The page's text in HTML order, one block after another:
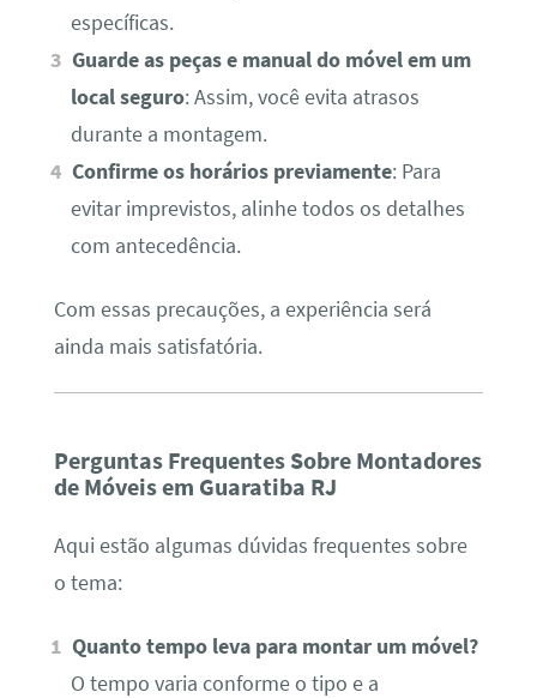
específicas.
Guarde as peças e manual do móvel em um
local seguro: Assim, você evita atrasos
durante a montagem.
Confirme os horários previamente: Para
evitar imprevistos, alinhe todos os detalhes
com antecedência.
Com essas precauções, a experiência será
ainda mais satisfatória.
Perguntas Frequentes Sobre Montadores
de Móveis em Guaratiba RJ
Aqui estão algumas dúvidas frequentes sobre
o tema:
Quanto tempo leva para montar um móvel?
O tempo varia conforme o tipo e a